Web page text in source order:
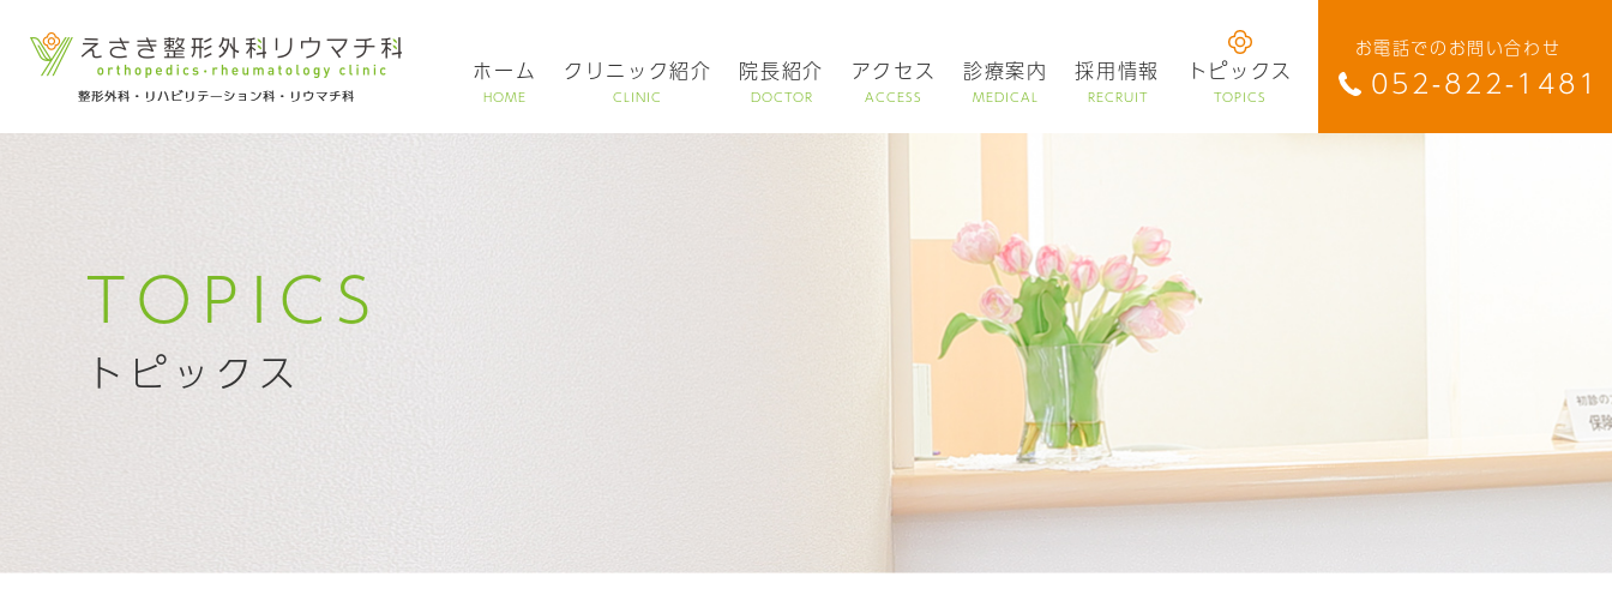
ホーム
HOME
クリニック紹介
CLINIC
院長紹介
DOCTOR
アクセス
ACCESS
診療案内
MEDICAL
採用情報
RECRUIT
トピックス
TOPICS
お電話でのお問い合わせ
052-822-1481
TOPICS
トピックス